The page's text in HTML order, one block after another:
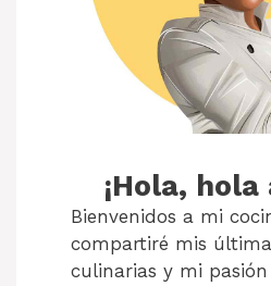
¡Hola,
Bienvenidos a mi
compartiré mis
culinarias y mi